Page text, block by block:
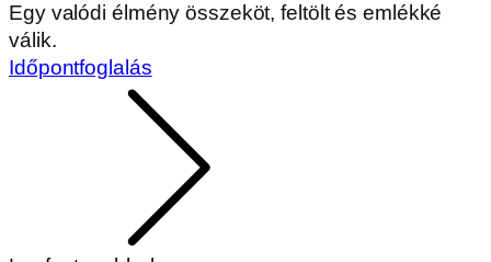
Egy valódi élmény összeköt, feltölt és emlékké
válik.
Időpontfoglalás